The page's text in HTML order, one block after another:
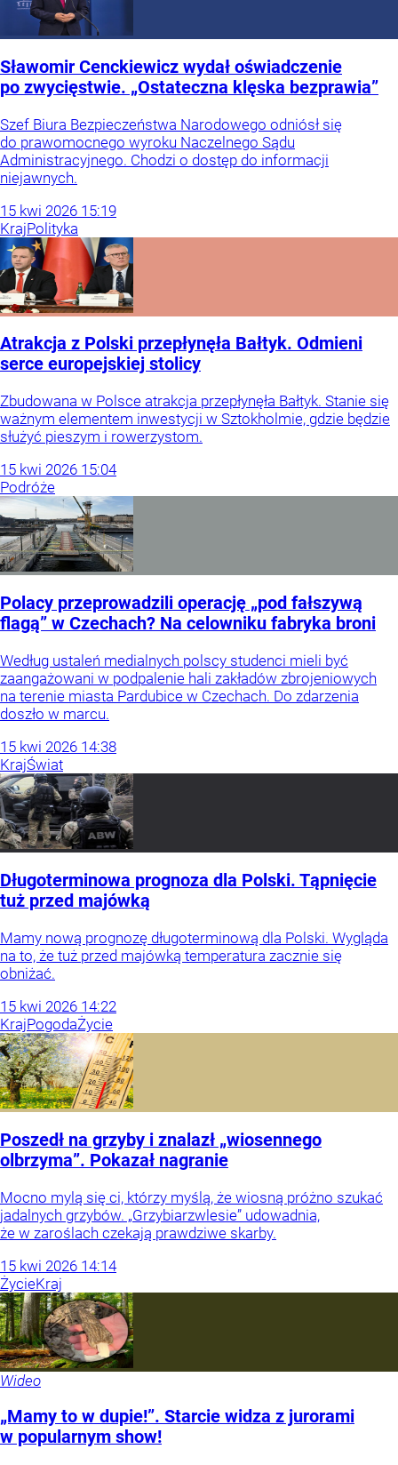
Sławomir Cenckiewicz wydał oświadczenie
po zwycięstwie. „Ostateczna klęska bezprawia”
Szef Biura Bezpieczeństwa Narodowego odniósł się
do prawomocnego wyroku Naczelnego Sądu
Administracyjnego. Chodzi o dostęp do informacji
niejawnych.
15 kwi 2026 15:19
KrajPolityka
Atrakcja z Polski przepłynęła Bałtyk. Odmieni
serce europejskiej stolicy
Zbudowana w Polsce atrakcja przepłynęła Bałtyk. Stanie się
ważnym elementem inwestycji w Sztokholmie, gdzie będzie
służyć pieszym i rowerzystom.
15 kwi 2026 15:04
Podróże
Polacy przeprowadzili operację „pod fałszywą
flagą” w Czechach? Na celowniku fabryka broni
Według ustaleń medialnych polscy studenci mieli być
zaangażowani w podpalenie hali zakładów zbrojeniowych
na terenie miasta Pardubice w Czechach. Do zdarzenia
doszło w marcu.
15 kwi 2026 14:38
KrajŚwiat
Długoterminowa prognoza dla Polski. Tąpnięcie
tuż przed majówką
Mamy nową prognozę długoterminową dla Polski. Wygląda
na to, że tuż przed majówką temperatura zacznie się
obniżać.
15 kwi 2026 14:22
KrajPogodaŻycie
Poszedł na grzyby i znalazł „wiosennego
olbrzyma”. Pokazał nagranie
Mocno mylą się ci, którzy myślą, że wiosną próżno szukać
jadalnych grzybów. „Grzybiarzwlesie” udowadnia,
że w zaroślach czekają prawdziwe skarby.
15 kwi 2026 14:14
ŻycieKraj
Wideo
„Mamy to w dupie!”. Starcie widza z jurorami
w popularnym show!